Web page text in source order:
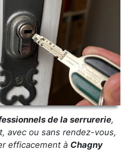
de la serrurerie,
avec ou sans rendez-vous,
efficacement à Chagny